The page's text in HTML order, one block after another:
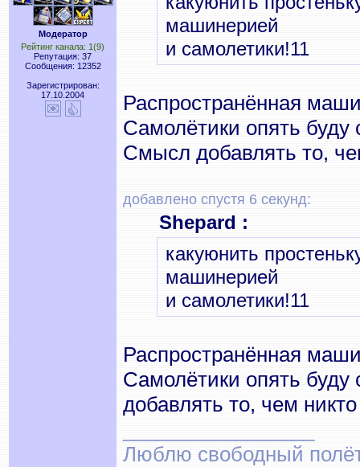
Модератор
Рейтинг канала: 1(9)
Репутация: 37
Сообщения: 12352
Зарегистрирован:
17.10.2004
машинерией
и самолетики!11
Распространённая
Самолётики опять
Смысл добавлять то,
добавлено спустя 6 секунд:
Shepard :
какуюнить
машинерией
и самолетики!11
Распространённая
Самолётики опять
добавлять то, чем
Люблю свободный